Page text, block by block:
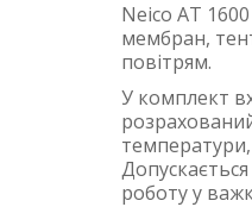
Neico AT
мембран,
повітрям.
У комплект
роботу у